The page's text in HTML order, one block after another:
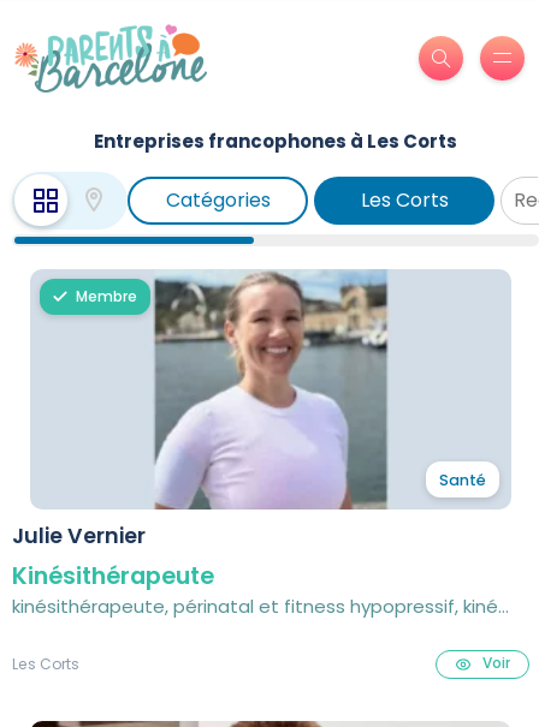
Entreprises francophones à Les Corts
Catégories Les Corts
Membre
Santé
Julie Vernier
Kinésithérapeute
kinésithérapeute, périnatal et fitness hypopressif, kiné
Les Corts Voir